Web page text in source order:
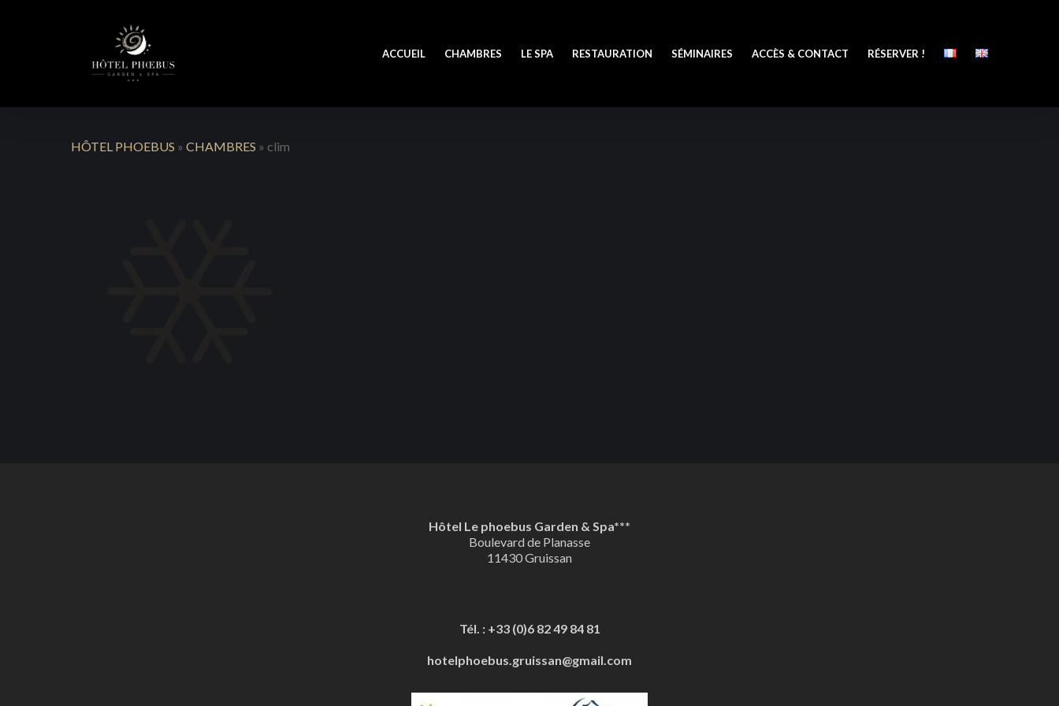
ACCUEIL CHAMBRES LE SPA RESTAURATION SÉMINAIRES ACCÈS & CONTACT RÉSERVER !
HÔTEL PHOEBUS » CHAMBRES » clim
Hôtel Le phoebus Garden & Spa***
Boulevard de Planasse
11430 Gruissan
Tél. : +33 (0)6 82 49 84 81
hotelphoebus.gruissan@gmail.com